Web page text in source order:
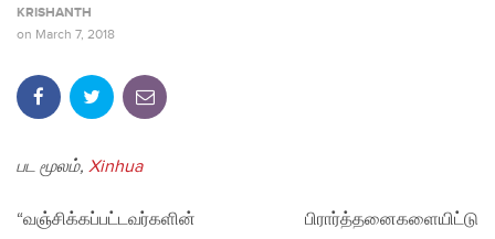
KRISHANTH
on March 7, 2018
பட மூலம், Xinhua
“வஞ்சிக்கப்பட்டவர்களின் பிரார்த்தனைகளையிட்டு